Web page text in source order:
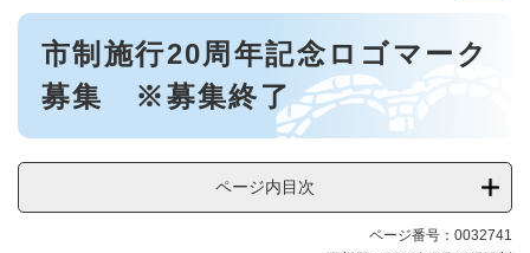
ニ
本
市制施行20周年記念ロゴマーク
募集 ※募集終了
ページ内目次
ページ番号：0032741